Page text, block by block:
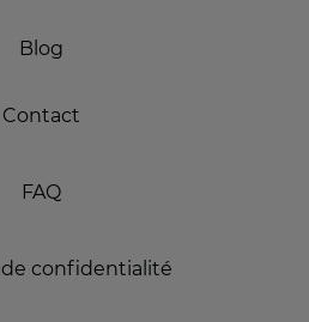
Blog
Contact
FAQ
confidentialité